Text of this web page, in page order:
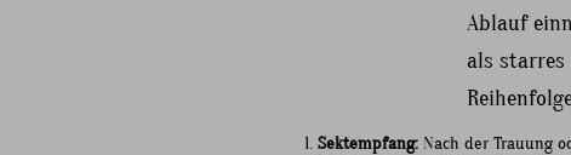
Ablauf
als starres
Sektempfang: Nach der Trauung